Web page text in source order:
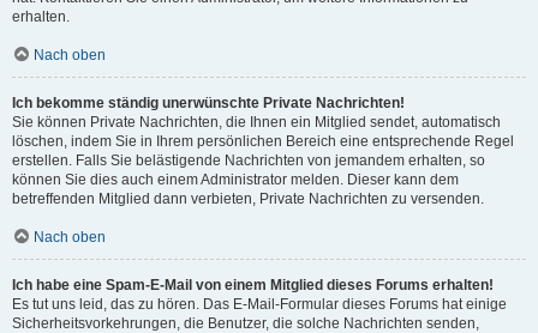
erhalten.
Nach oben
Ich bekomme ständig unerwünschte Private Nachrichten!
Sie können Private Nachrichten, die Ihnen ein Mitglied sendet, automatisch
löschen, indem Sie in Ihrem persönlichen Bereich eine entsprechende Regel
erstellen. Falls Sie belästigende Nachrichten von jemandem erhalten, so
können Sie dies auch einem Administrator melden. Dieser kann dem
betreffenden Mitglied dann verbieten, Private Nachrichten zu versenden.
Nach oben
Ich habe eine Spam-E-Mail von einem Mitglied dieses Forums erhalten!
Es tut uns leid, das zu hören. Das E-Mail-Formular dieses Forums hat einige
Sicherheitsvorkehrungen, die Benutzer, die solche Nachrichten senden,